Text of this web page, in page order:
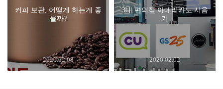
커피 보관, 어떻게 하는게 좋
을까?
2020.02.08
3대 편의점 아메리카노 시음
기
2020.02.02